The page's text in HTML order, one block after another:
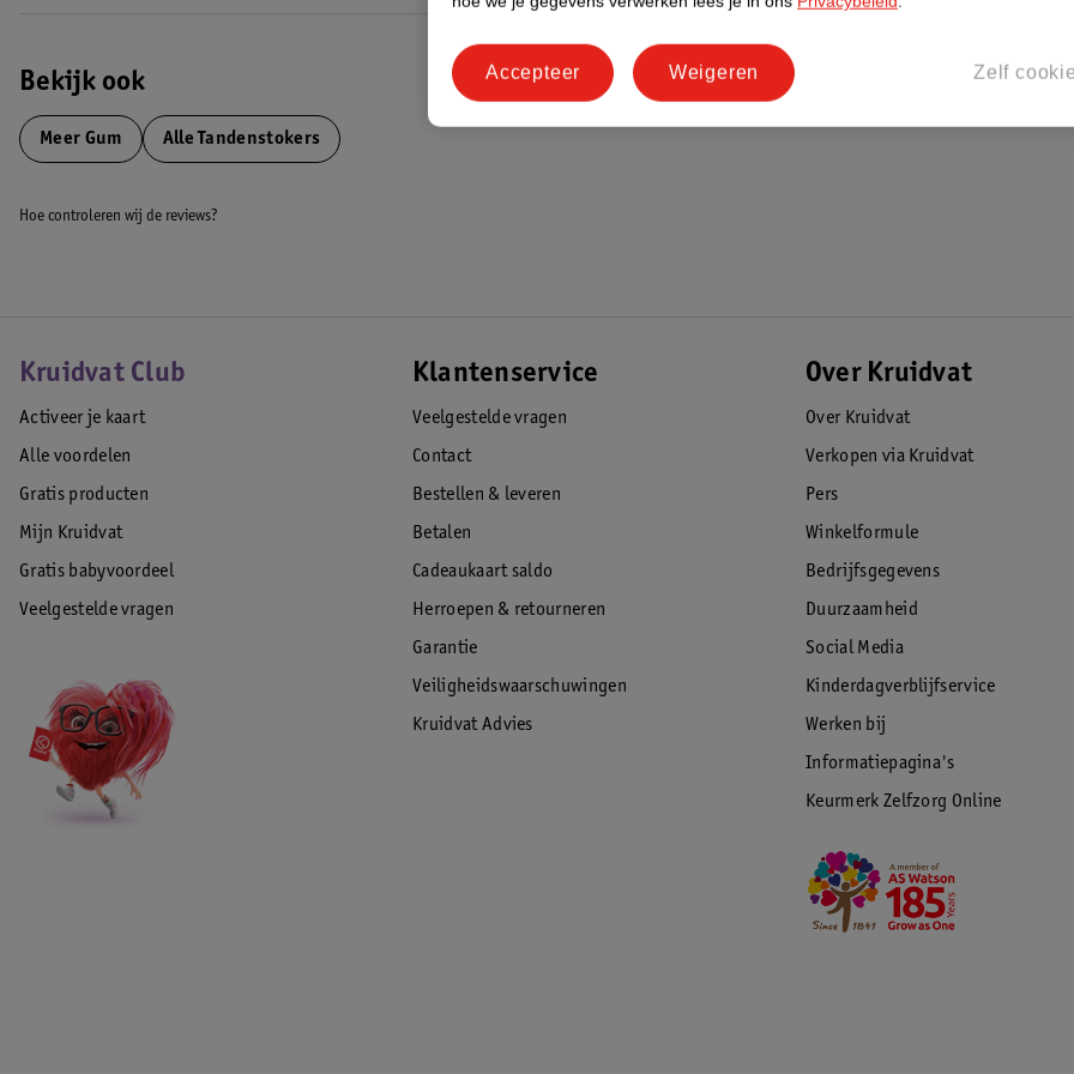
Hoe gebruik je GUM Soft-Picks Pro Interdentale Tandenstokers?
Steek de tandenstoker recht tussen je tanden en kiezen. Maak zachte heen- en weergaande bewegingen. Forceer
niet in kleine ruimtes.
EAN code:7630019905862
Bekijk ook
Meer Gum Alle Tandenstokers
Hoe controleren wij de reviews?
Kruidvat Club
Activeer je kaart
Alle voordelen
Gratis producten
Mijn Kruidvat
Gratis babyvoordeel
Veelgestelde vragen
Klantenservice
Veelgestelde vragen
Contact
Bestellen & leveren
Betalen
Cadeaukaart saldo
Herroepen & retourneren
Garantie
Veiligheidswaarschuwingen
Kruidvat Advies
Over Kruidvat
Over Kruidvat
Verkopen via Kruidvat
Pers
Winkelformule
Bedrijfsgegevens
Duurzaamheid
Social Media
Kinderdagverblijfservice
Werken bij
Informatiepagina's
Keurmerk Zelfzorg Online
Zelf
Weigeren
Accepteer